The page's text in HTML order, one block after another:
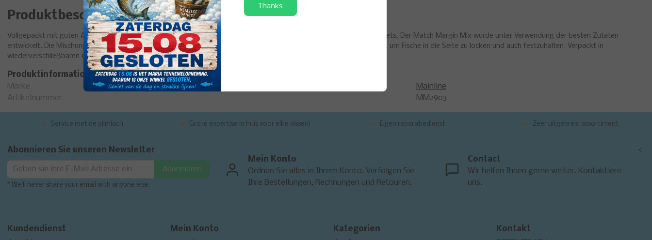
Produktbeschreibung
Vollgepackt mit guten Attraktoren, ergänzt mit einer super reichhaltigen Mischung aus Fischmehl und gemahlenen Pellets. Der Match Margin Mix wurde unter Verwendung der besten Zutaten
entwickelt. Die Mischung ist schwer, um die Fische zu konzentrieren und länger am Boden zu halten. Die perfekte Wahl, um Fische in die Seite zu locken und auch festzuhalten. Verpackt in
wiederverschließbaren 1-kg-Beuteln, um die Frische zu bewahren.
Produktinformation
Marke
Mainline
Artikelnummer
MM2903
Service met de glimlach Grote expertise in huis voor elke visserij Eigen reparatiedienst Zeer uitgebreid assortiment
Abonnieren Sie unseren Newsletter
Abonnieren
* We'll never share your email with anyone else.
Mein Konto
Ordnen Sie alles in Ihrem Konto. Verfolgen Sie
Ihre Bestellungen, Rechnungen und Retouren.
Contact
Wir helfen Ihnen gerne weiter. Kontaktiere
uns.
<
Kundendienst Mein Konto Kategorien Kontakt
Thanks